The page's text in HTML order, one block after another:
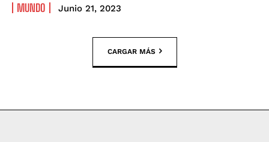
MUNDO Junio 21, 2023
CARGAR MÁS